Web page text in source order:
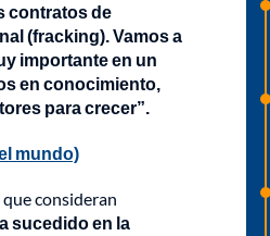
contratos de
(fracking). Vamos a
importante en un
en conocimiento,
para crecer”.
mundo)
consideran
sucedido en la